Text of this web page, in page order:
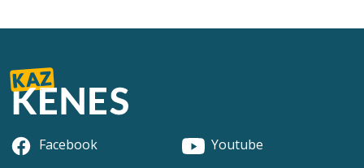
Facebook
Youtube